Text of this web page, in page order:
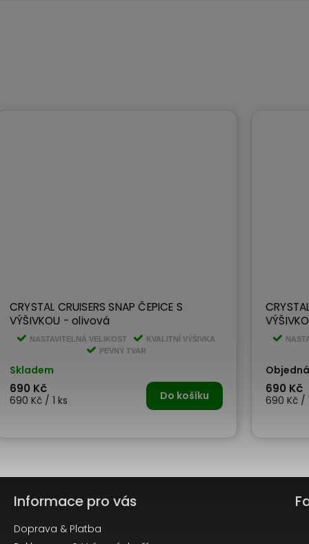
CRYSTAL CRUISERS SNAP ČEPICE S
VÝŠIVKOU - olivová
NASTAVITELNÁ VELIKOST
KVALITNÍ VÝŠIVKA
PEVNÝ TVAR
Skladem
690 Kč
690 Kč / 1 ks Do košíku 690 Kč
690 Kč /
Informace pro vás
Doprava & Platba